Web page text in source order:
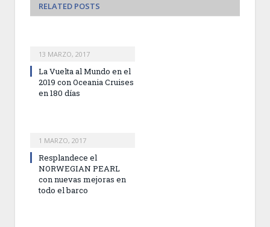
RELATED POSTS
13 MARZO, 2017
La Vuelta al Mundo en el
2019 con Oceania Cruises
en 180 días
1 MARZO, 2017
Resplandece el
NORWEGIAN PEARL
con nuevas mejoras en
todo el barco